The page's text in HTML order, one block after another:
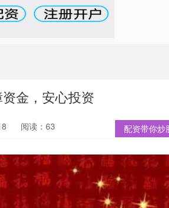
金，安心投资
配资带你炒
阅读：63